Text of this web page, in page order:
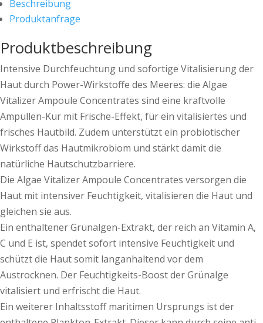
Beschreibung
Produktanfrage
Produktbeschreibung
Intensive Durchfeuchtung und sofortige Vitalisierung der
Haut durch Power-Wirkstoffe des Meeres: die Algae
Vitalizer Ampoule Concentrates sind eine kraftvolle
Ampullen-Kur mit Frische-Effekt, für ein vitalisiertes und
frisches Hautbild. Zudem unterstützt ein probiotischer
Wirkstoff das Hautmikrobiom und stärkt damit die
natürliche Hautschutzbarriere.
Die Algae Vitalizer Ampoule Concentrates versorgen die
Haut mit intensiver Feuchtigkeit, vitalisieren die Haut und
gleichen sie aus.
Ein enthaltener Grünalgen-Extrakt, der reich an Vitamin A,
C und E ist, spendet sofort intensive Feuchtigkeit und
schützt die Haut somit langanhaltend vor dem
Austrocknen. Der Feuchtigkeits-Boost der Grünalge
vitalisiert und erfrischt die Haut.
Ein weiterer Inhaltsstoff maritimen Ursprungs ist der